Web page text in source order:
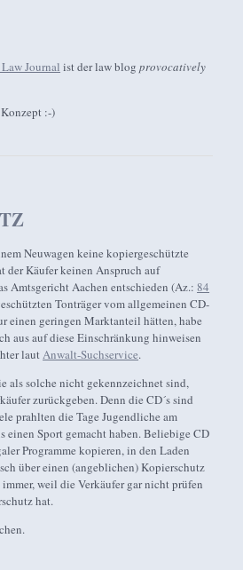
Journal ist der law blogprovocatively
:-)
Neuwagen keine kopiergeschützte
der Käufer keinen Anspruch auf
Amtsgericht Aachen entschieden (Az.: 84
Tonträger vom allgemeinen CD-
einen geringen Marktanteil hätten, habe
aus auf diese Einschränkung hinweisen
lautAnwalt-Suchservice.
als solche nicht gekennzeichnet sind,
zurückgeben. Denn die CD´s sind
prahlten die Tage Jugendliche am
einen Sport gemacht haben. Beliebige CD
Programme kopieren, in den Laden
über einen (angeblichen) Kopierschutz
weil die Verkäufer gar nicht prüfen
hat.